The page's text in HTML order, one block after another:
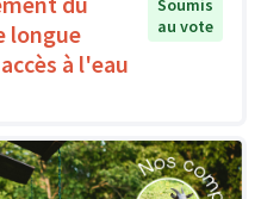
longue
à l'eau
Soumis
au vote